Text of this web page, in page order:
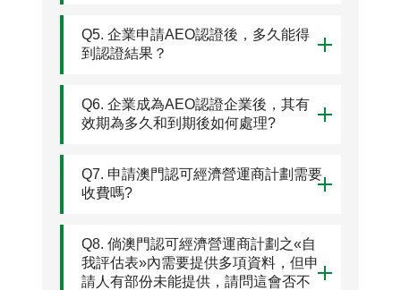
Q5. 企業申請AEO認證後，多久能得
到認證結果？
Q6. 企業成為AEO認證企業後，其有
效期為多久和到期後如何處理?
Q7. 申請澳門認可經濟營運商計劃需要
收費嗎?
Q8. 倘澳門認可經濟營運商計劃之«自
我評估表»內需要提供多項資料，但申
請人有部份未能提供，請問這會否不